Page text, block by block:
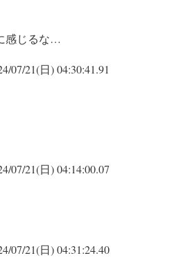
感じるな…
07/21(日) 04:30:41.91
07/21(日) 04:14:00.07
07/21(日) 04:31:24.40